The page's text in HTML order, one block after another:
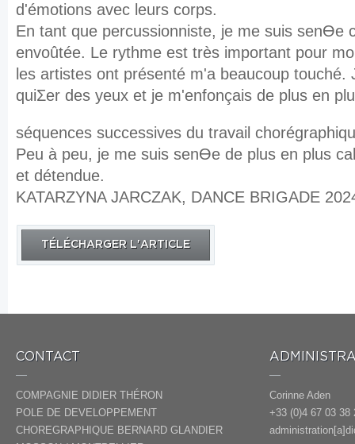
d'émotions avec leurs corps.
En tant que percussionniste, je me suis senƟe
envoûtée. Le rythme est très important pour
les artistes ont présenté m'a beaucoup touché.
quiƩer des yeux et je m'enfonçais de plus en
séquences successives du travail
Peu à peu, je me suis senƟe de plus en plus
et détendue.
KATARZYNA JARCZAK, DANCE BRIGADE
TÉLÉCHARGER L'ARTICLE
CONTACT
COMPAGNIE DIDIER THÉRON
POLE DE DEVELOPPEMENT
CHOREGRAPHIQUE BERNARD GLANDIER
Corinne Aden
+33 (0)4 67 03 38